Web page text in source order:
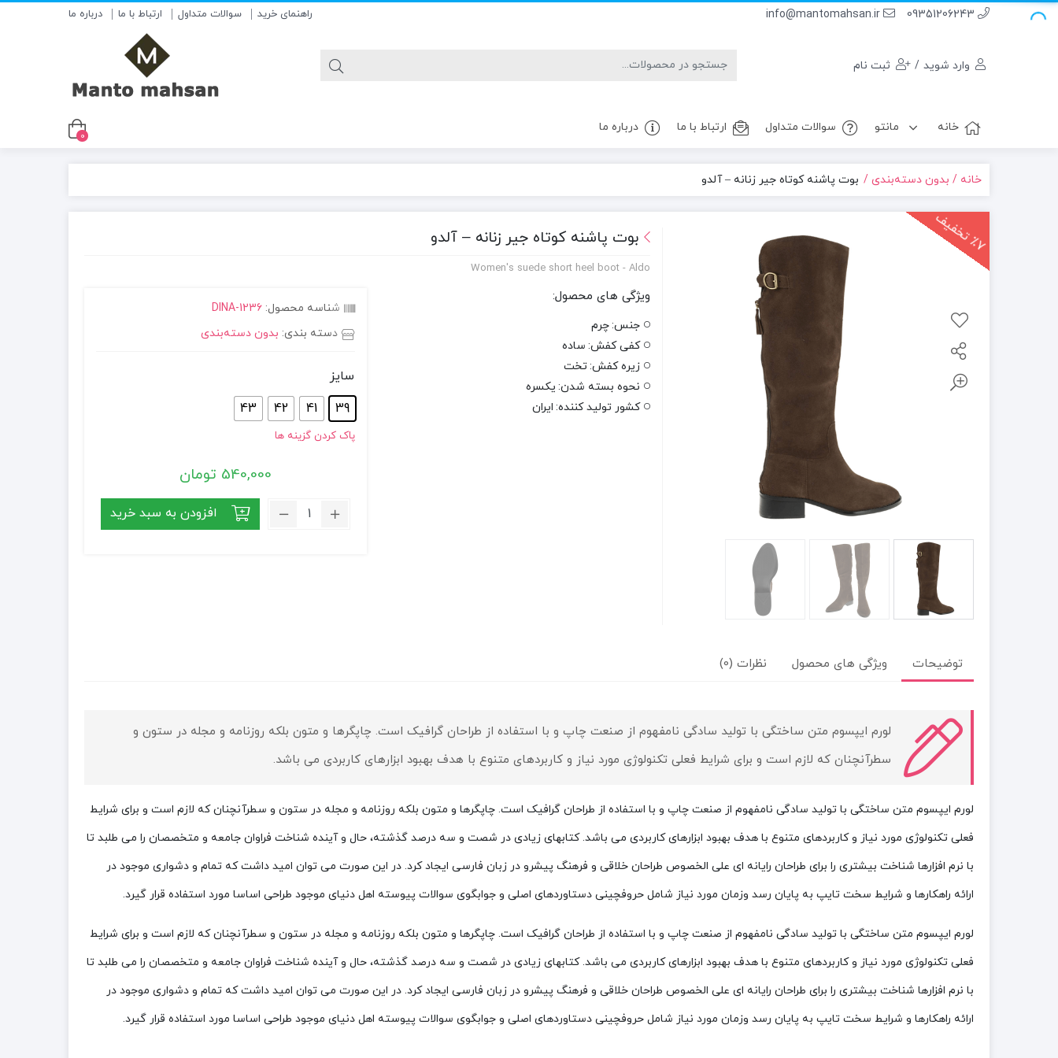
راهنمای خرید سوالات متداول ارتباط با ما درباره ما
وارد شوید / ثبت نام
خانه مانتو سوالات متداول ارتباط با ما درباره ما
0
خانه بدون دسته‌بندی بوت پاشنه کوتاه جیر زنانه – آلدو
٪7
ت
خ
ف
یف بوت پاشنه کوتاه جیر زنانه – آلدو
Women's suede short heel boot - Aldo
ویژگی های محصول:
جنس:چرم
کفی کفش: ساده
زیره کفش:تخت
نحوه بسته شدن: یکسره
کشور تولید کننده: ایران
شناسه محصول: DINA-1236
دسته بندی: بدون دسته‌بندی
سایز
39
41
42
43
پاک کردن گزینه ها
540,000 تومان
تعداد:
افزودن به سبد خرید
توضیحات ویژگی های محصول نظرات (0)
لورم ایپسوم متن ساختگی با تولید سادگی نامفهوم از صنعت چاپ و با استفاده از طراحان گرافیک است. چاپگرها و متون بلکه روزنامه و مجله در ستون و
سطرآنچنان که لازم است و برای شرایط فعلی تکنولوژی مورد نیاز و کاربردهای متنوع با هدف بهبود ابزارهای کاربردی می باشد.
لورم ایپسوم متن ساختگی با تولید سادگی نامفهوم از صنعت چاپ و با استفاده از طراحان گرافیک است. چاپگرها و متون بلکه روزنامه و مجله در ستون و سطرآنچنان که لازم است و برای شرایط
فعلی تکنولوژی مورد نیاز و کاربردهای متنوع با هدف بهبود ابزارهای کاربردی می باشد. کتابهای زیادی در شصت و سه درصد گذشته، حال و آینده شناخت فراوان جامعه و متخصصان را می طلبد تا
با نرم افزارها شناخت بیشتری را برای طراحان رایانه ای علی الخصوص طراحان خلاقی و فرهنگ پیشرو در زبان فارسی ایجاد کرد. در این صورت می توان امید داشت که تمام و دشواری موجود در
ارائه راهکارها و شرایط سخت تایپ به پایان رسد وزمان مورد نیاز شامل حروفچینی دستاوردهای اصلی و جوابگوی سوالات پیوسته اهل دنیای موجود طراحی اساسا مورد استفاده قرار گیرد.
لورم ایپسوم متن ساختگی با تولید سادگی نامفهوم از صنعت چاپ و با استفاده از طراحان گرافیک است. چاپگرها و متون بلکه روزنامه و مجله در ستون و سطرآنچنان که لازم است و برای شرایط
فعلی تکنولوژی مورد نیاز و کاربردهای متنوع با هدف بهبود ابزارهای کاربردی می باشد. کتابهای زیادی در شصت و سه درصد گذشته، حال و آینده شناخت فراوان جامعه و متخصصان را می طلبد تا
با نرم افزارها شناخت بیشتری را برای طراحان رایانه ای علی الخصوص طراحان خلاقی و فرهنگ پیشرو در زبان فارسی ایجاد کرد. در این صورت می توان امید داشت که تمام و دشواری موجود در
ارائه راهکارها و شرایط سخت تایپ به پایان رسد وزمان مورد نیاز شامل حروفچینی دستاوردهای اصلی و جوابگوی سوالات پیوسته اهل دنیای موجود طراحی اساسا مورد استفاده قرار گیرد.